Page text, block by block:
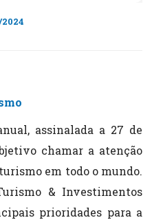
assinalada a 27 de
chamar a atenção
em todo o mundo.
& Investimentos
prioridades para a